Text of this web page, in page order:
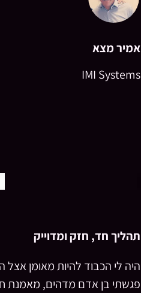
אמיר מצא
IMI Systems
תהליך חד, חזק ומדוייק
היה לי הכבוד להיות מאומן
פגשתי בן אדם מדהים, מאמנת